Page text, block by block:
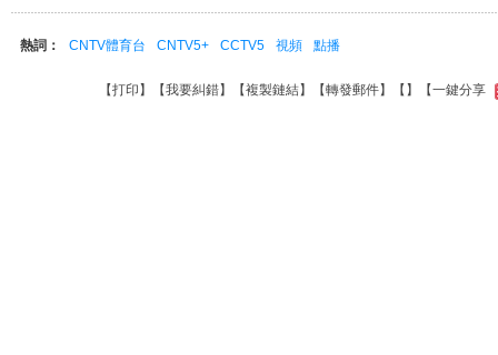
熱詞： CNTV體育台 CNTV5+ CCTV5 視頻 點播
【打印 】【我要糾錯】【複製鏈結】【轉發郵件】【 】 【一鍵分享